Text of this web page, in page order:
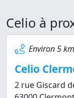
Celio à
Environ 5
Celio
2 rue Giscard